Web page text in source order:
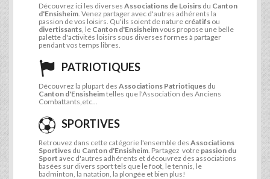
Découvrez ici les diverses Associations de Loisirs du Canton
d'Ensisheim . Venez partager avec d'autres adhérents la
passion de vos loisirs. Qu'ils soient de nature créatifs ou
divertissants , le Canton d'Ensisheimvous propose une belle
palette d'activités loisirs sous diverses formes à partager
pendant vos temps libres.
PATRIOTIQUES
Découvrez la plupart des Associations Patriotiques du
Canton d'Ensisheimtelles que l'Association des Anciens
Combattants,etc...
SPORTIVES
Retrouvez dans cette catégorie l'ensemble des Associations
Sportives du Canton d'Ensisheim . Partagez votre passion du
Sport avec d'autres adhérents et découvrez des associations
basées sur divers sport tels que le foot, le tennis, le
badminton, la natation, la plongée et bien plus!